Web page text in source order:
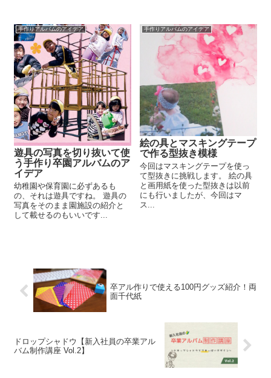
手作りアルバムのアイデア
遊具の写真を切り抜いて使
う手作り卒園アルバムのア
イデア
幼稚園や保育園に必ずあるも
の、それは遊具ですね。 遊具の
写真をそのまま園施設の紹介と
して載せるのもいいです...
手作りアルバムのアイデア
絵の具とマスキングテープ
で作る型抜き模様
今回はマスキングテープを使っ
て型抜きに挑戦します。 絵の具
と画用紙を使った型抜きは以前
にも行いましたが、今回はマ
ス...
卒アル作りで使える100円グッズ紹介！両
面千代紙
ドロップシャドウ【新入社員の卒業アル
バム制作講座 Vol.2】